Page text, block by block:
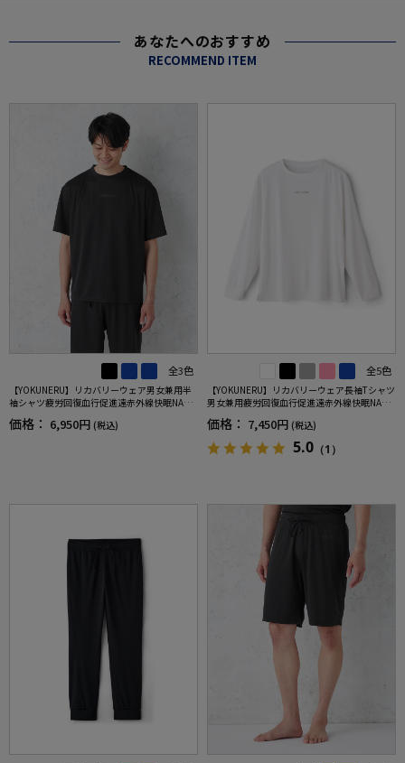
あなたへのおすすめ
RECOMMEND ITEM
全3色
【YOKUNERU】リカバリーウェア男女兼用半
袖シャツ疲労回復血行促進遠赤外線快眠NANO
MIX(R)【一般医療機器】SS～LLサイズ
価格： 6,950円 (税込)
全5色
【YOKUNERU】リカバリーウェア長袖Tシャツ
男女兼用疲労回復血行促進遠赤外線快眠NANO
MIX(R)【一般医療機器】SS～LLサイズ
価格： 7,450円 (税込)
5.0 （1）